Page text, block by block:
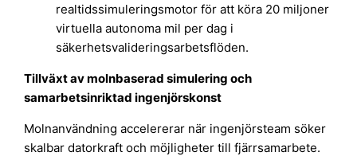
realtidssimuleringsmotor för att köra 20 miljoner
virtuella autonoma mil per dag i
säkerhetsvalideringsarbetsflöden.
Tillväxt av molnbaserad simulering och
samarbetsinriktad ingenjörskonst
Molnanvändning accelererar när ingenjörsteam söker
skalbar datorkraft och möjligheter till fjärrsamarbete.